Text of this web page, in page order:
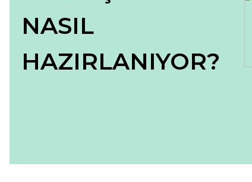
NASIL
HAZIRLANIYOR?